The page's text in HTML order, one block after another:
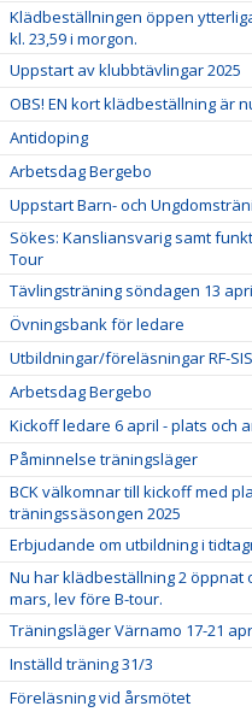
Klädbeställningen öppen
kl. 23,59 i morgon.
Uppstart av klubbtävlingar 2025
OBS! EN kort klädbeställning är
Antidoping
Arbetsdag Bergebo
Uppstart Barn- och
Sökes: Kansliansvarig samt
Tour
Tävlingsträning söndagen 13
Övningsbank för ledare
Utbildningar/föreläsningar RF-
Arbetsdag Bergebo
Kickoff ledare 6 april - plats och
Påminnelse träningsläger
BCK välkomnar till kickoff med
träningssäsongen 2025
Erbjudande om utbildning i
Nu har klädbeställning 2 öppnat
mars, lev före B-tour.
Träningsläger Värnamo 17-21
Inställd träning 31/3
Föreläsning vid årsmötet